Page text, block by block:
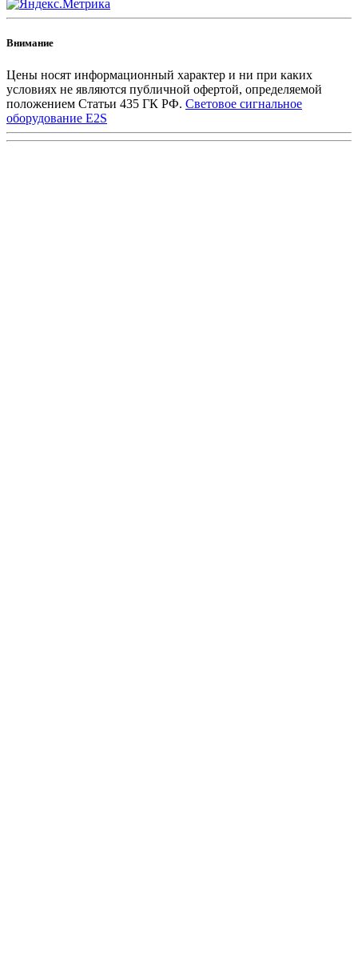
Внимание
Цены носят информационный характер и ни при каких
условиях не являются публичной офертой, определяемой
положением Статьи 435 ГК РФ. Световое сигнальное
оборудование E2S